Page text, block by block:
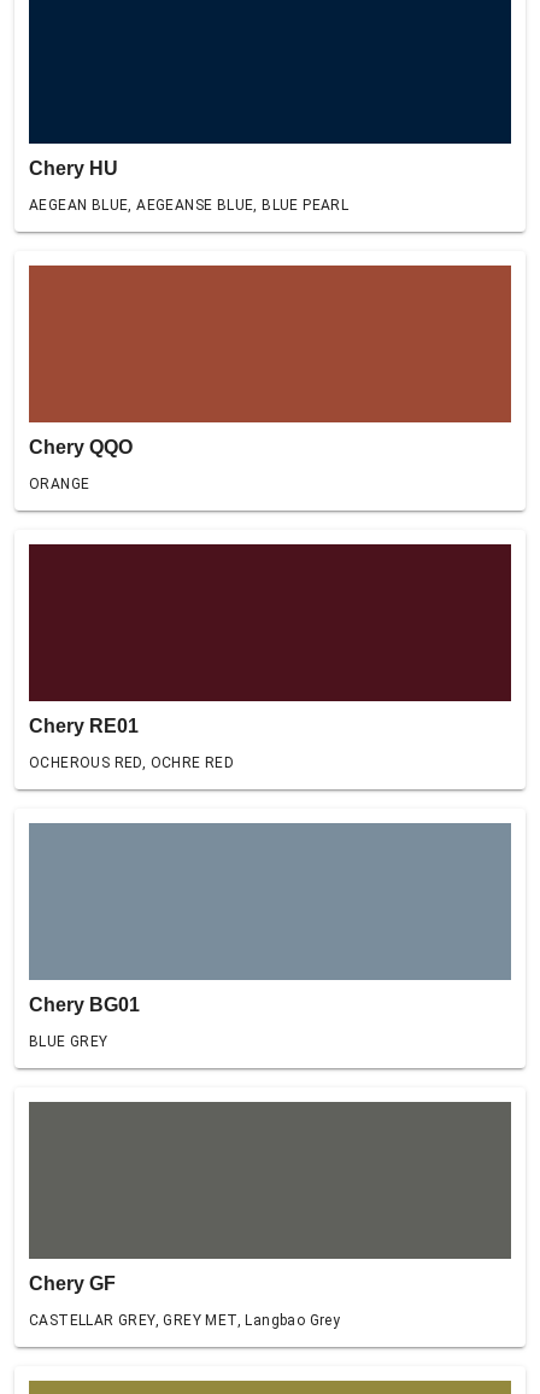
Chery HU
AEGEAN BLUE, AEGEANSE BLUE, BLUE PEARL
Chery QQO
ORANGE
Chery RE01
OCHEROUS RED, OCHRE RED
Chery BG01
BLUE GREY
Chery GF
CASTELLAR GREY, GREY MET, Langbao Grey